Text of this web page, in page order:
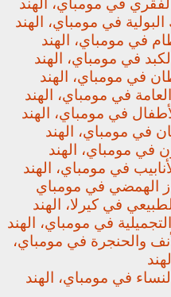
في مومباي، الهند
في مومباي، الهند
في مومباي، الهند
في مومباي، الهند
في مومباي، الهند
في مومباي، الهند
في مومباي، الهند
في مومباي، الهند
في مومباي، الهند
الهمضي في مومباي
في كيرلا، الهند
في مومباي، الهند
والحنجرة في مومباي،
في مومباي، الهند